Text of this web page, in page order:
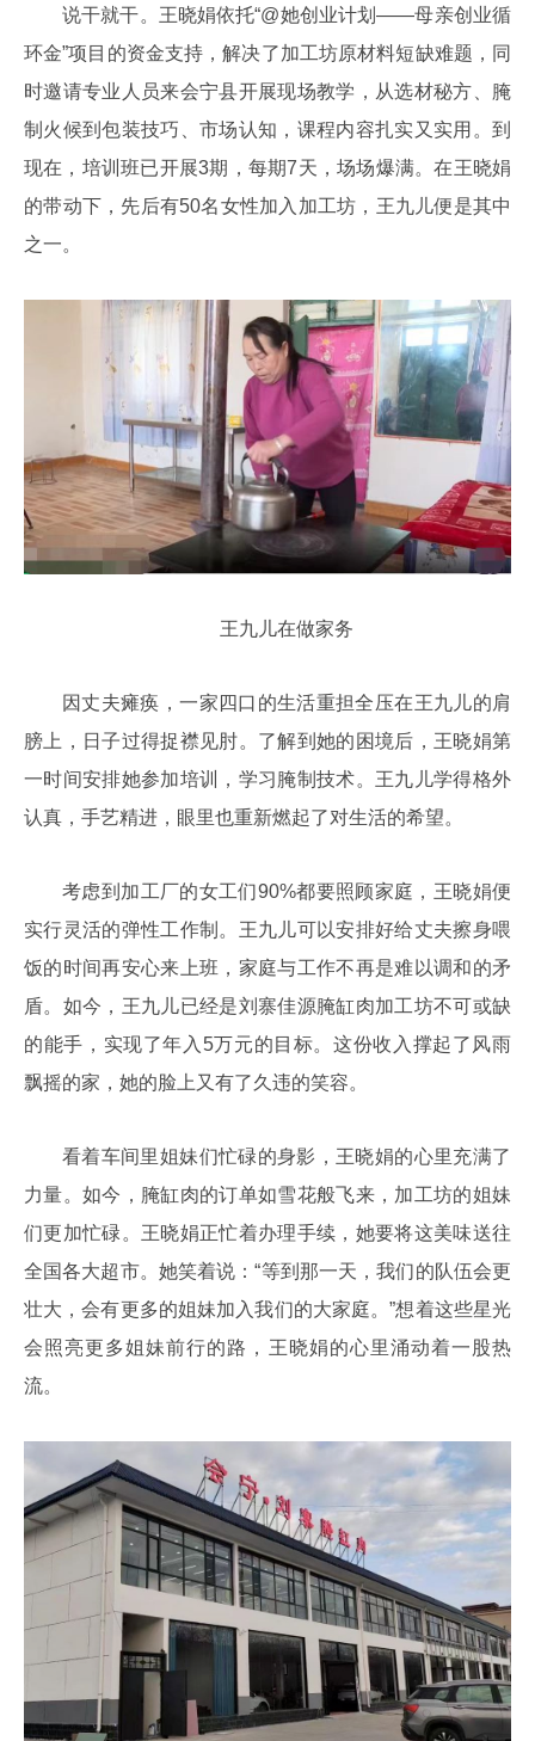
说干就干。王晓娟依托“@她创业计划——母亲创业循
环金”项目的资金支持，解决了加工坊原材料短缺难题，同
时邀请专业人员来会宁县开展现场教学，从选材秘方、腌
制火候到包装技巧、市场认知，课程内容扎实又实用。到
现在，培训班已开展3期，每期7天，场场爆满。在王晓娟
的带动下，先后有50名女性加入加工坊，王九儿便是其中
之一。
王九儿在做家务
因丈夫瘫痪，一家四口的生活重担全压在王九儿的肩
膀上，日子过得捉襟见肘。了解到她的困境后，王晓娟第
一时间安排她参加培训，学习腌制技术。王九儿学得格外
认真，手艺精进，眼里也重新燃起了对生活的希望。
考虑到加工厂的女工们90%都要照顾家庭，王晓娟便
实行灵活的弹性工作制。王九儿可以安排好给丈夫擦身喂
饭的时间再安心来上班，家庭与工作不再是难以调和的矛
盾。如今，王九儿已经是刘寨佳源腌缸肉加工坊不可或缺
的能手，实现了年入5万元的目标。这份收入撑起了风雨
飘摇的家，她的脸上又有了久违的笑容。
看着车间里姐妹们忙碌的身影，王晓娟的心里充满了
力量。如今，腌缸肉的订单如雪花般飞来，加工坊的姐妹
们更加忙碌。王晓娟正忙着办理手续，她要将这美味送往
全国各大超市。她笑着说：“等到那一天，我们的队伍会更
壮大，会有更多的姐妹加入我们的大家庭。”想着这些星光
会照亮更多姐妹前行的路，王晓娟的心里涌动着一股热
流。